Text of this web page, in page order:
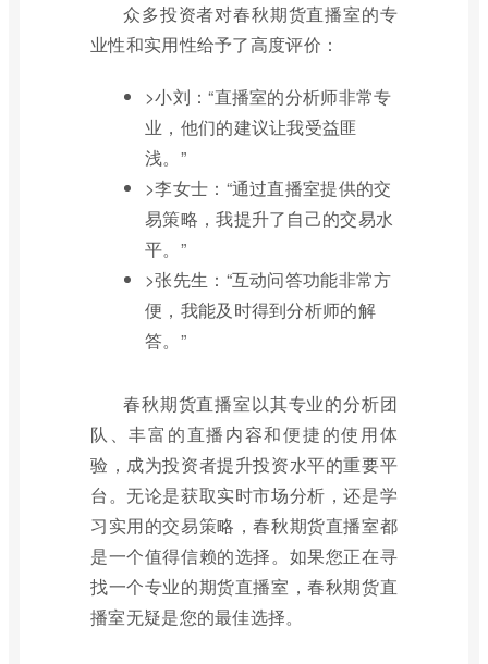
众多投资者对春秋期货直播室的专
业性和实用性给予了高度评价：
>小刘：“直播室的分析师非常专
业，他们的建议让我受益匪
浅。”
>李女士：“通过直播室提供的交
易策略，我提升了自己的交易水
平。”
>张先生：“互动问答功能非常方
便，我能及时得到分析师的解
答。”
春秋期货直播室以其专业的分析团
队、丰富的直播内容和便捷的使用体
验，成为投资者提升投资水平的重要平
台。无论是获取实时市场分析，还是学
习实用的交易策略，春秋期货直播室都
是一个值得信赖的选择。如果您正在寻
找一个专业的期货直播室，春秋期货直
播室无疑是您的最佳选择。